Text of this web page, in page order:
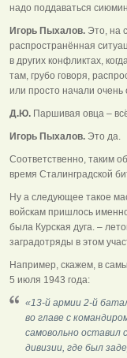
надо поддаваться
Игорь Пыхалов. Это, на
распространённая
в других конфликтах,
там, грубо говоря,
или просто начали
Д.Ю. Паршивая овца –
Игорь Пыхалов. Это да.
Соответственно, таким
время Сталинградской
Ну а следующее такое
войскам пришлось
была Курская дуга. –
заградотряды в этом
Например, скажем, в
5 июля 1943 года:
«13-й армии 2-й
во главе с
самовольно оставил
дивизии, где был